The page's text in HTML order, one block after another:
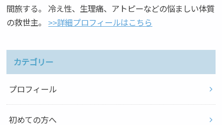
間旅する。 冷え性、生理痛、アトピーなどの悩ましい体質
の救世主。>>詳細プロフィールはこちら
カテゴリー
プロフィール
初めての方へ